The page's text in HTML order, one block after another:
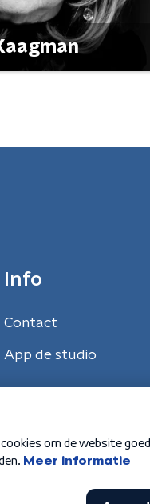
Info
Contact
App de studio